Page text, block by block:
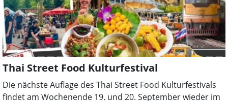
Thai Street Food Kulturfestival
Die nächste Auflage des Thai Street Food Kulturfestivals
findet am Wochenende 19. und 20. September wieder im